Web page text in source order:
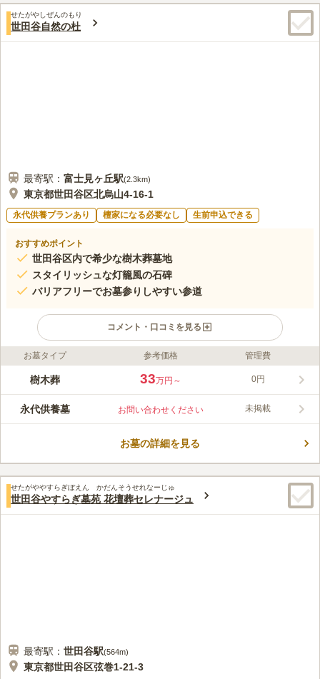
り、都心にありながら静寂の中で安心してお眠りいただけます。
口コミ評価
この霊園はまだ誰からも評価されていません。
せたがやしぜんのもり
世田谷自然の杜
最寄駅： 富士見ヶ丘駅(2.3km)
東京都世田谷区北烏山4-16-1
永代供養プランあり 檀家になる必要なし 生前申込できる
おすすめポイント
世田谷区内で希少な樹木葬墓地
スタイリッシュな灯籠風の石碑
バリアフリーでお墓参りしやすい参道
コメント・口コミを見る
ライフドット編集部のコメント
世田谷自然の杜は、世田谷区北烏山町にあるお寺「妙祐寺」の境
無い雰囲気をしています。世田谷自然の杜は、本堂のモダンさも
感じられる独特な雰囲気に合った、高級感のある樹木葬地です。
かな気持ちでお墓参りができるでしょう。永代供養付きなので、
この霊園はまだ誰からも評価されていません。
お墓タイプ 参考価格 管理費
樹木葬 33万円～ 0円
永代供養墓 お問い合わせください 未掲載
お墓の詳細を見る
せたがややすらぎぼえん かだんそうせれなーじゅ
世田谷やすらぎ墓苑 花壇葬セレナージュ
最寄駅： 世田谷駅(564m)
東京都世田谷区弦巻1-21-3